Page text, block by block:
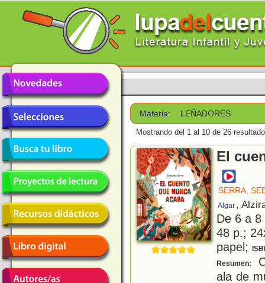
Materia: LEÑADORES
Mostrando del 1 al 10 de 26
El
SERRA,
Algar ,
De 6 a
48 p.;
papel;
Resumen:
ala de